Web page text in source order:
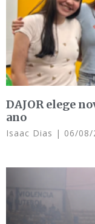
DAJOR elege
ano
Isaac Dias 06/08/